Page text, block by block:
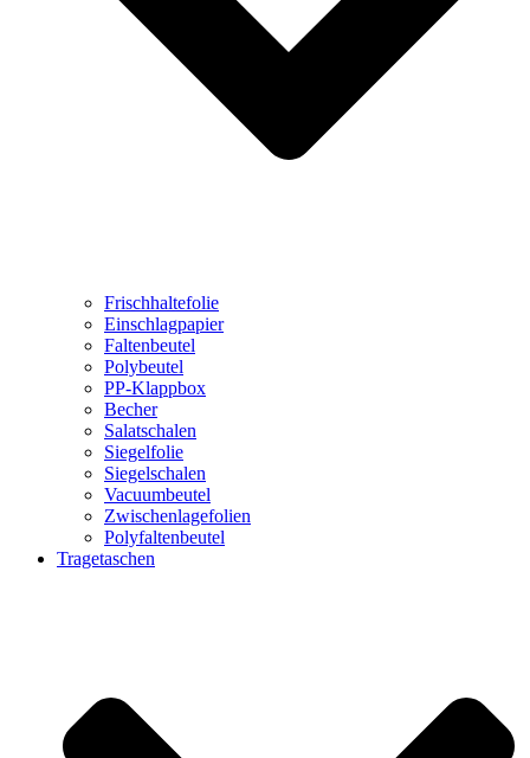
Frischhaltefolie
Einschlagpapier
Faltenbeutel
Polybeutel
PP-Klappbox
Becher
Salatschalen
Siegelfolie
Siegelschalen
Vacuumbeutel
Zwischenlagefolien
Polyfaltenbeutel
Tragetaschen